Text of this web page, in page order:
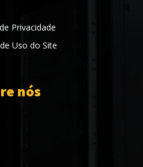
Privacidade
Uso do Site
nós